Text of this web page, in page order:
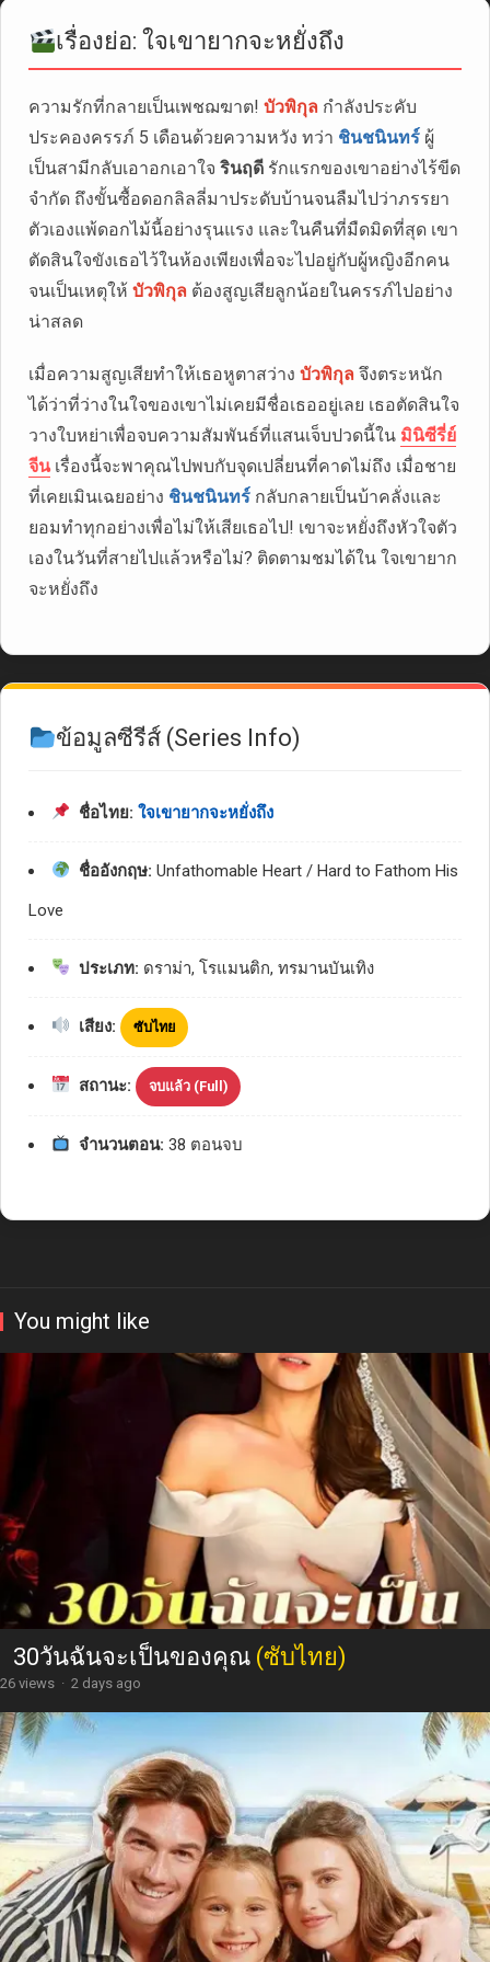
เรื่องย่อ: ใจเขายากจะหยั่งถึง
ความรักที่กลายเป็นเพชฌฆาต! บัวพิกุล กำลังประคับ
ประคองครรภ์ 5 เดือนด้วยความหวัง ทว่า ชินชนินทร์ ผู้
เป็นสามีกลับเอาอกเอาใจ รินฤดี รักแรกของเขาอย่างไร้ขีด
จำกัด ถึงขั้นซื้อดอกลิลลี่มาประดับบ้านจนลืมไปว่าภรรยา
ตัวเองแพ้ดอกไม้นี้อย่างรุนแรง และในคืนที่มืดมิดที่สุด เขา
ตัดสินใจขังเธอไว้ในห้องเพียงเพื่อจะไปอยู่กับผู้หญิงอีกคน
จนเป็นเหตุให้ บัวพิกุล ต้องสูญเสียลูกน้อยในครรภ์ไปอย่าง
น่าสลด
เมื่อความสูญเสียทำให้เธอหูตาสว่าง บัวพิกุล จึงตระหนัก
ได้ว่าที่ว่างในใจของเขาไม่เคยมีชื่อเธออยู่เลย เธอตัดสินใจ
วางใบหย่าเพื่อจบความสัมพันธ์ที่แสนเจ็บปวดนี้ใน มินิซีรี่ย์
จีนเรื่องนี้จะพาคุณไปพบกับจุดเปลี่ยนที่คาดไม่ถึง เมื่อชาย
ที่เคยเมินเฉยอย่าง ชินชนินทร์ กลับกลายเป็นบ้าคลั่งและ
ยอมทำทุกอย่างเพื่อไม่ให้เสียเธอไป! เขาจะหยั่งถึงหัวใจตัว
เองในวันที่สายไปแล้วหรือไม่? ติดตามชมได้ใน ใจเขายาก
จะหยั่งถึง
ข้อมูลซีรีส์ (Series Info)
ชื่อไทย: ใจเขายากจะหยั่งถึง
ชื่ออังกฤษ: Unfathomable Heart / Hard to Fathom His
Love
ประเภท: ดราม่า, โรแมนติก, ทรมานบันเทิง
เสียง: ซับไทย
สถานะ: จบแล้ว (Full)
จำนวนตอน: 38 ตอนจบ
You might like
30วันฉันจะเป็นของคุณ (ซับไทย)
26 views · 2 days ago